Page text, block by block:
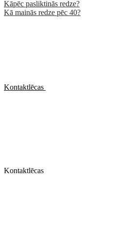
Kāpēc pasliktinās redze?
Kā mainās redze pēc 40?
Kontaktlēcas
Kontaktlēcas